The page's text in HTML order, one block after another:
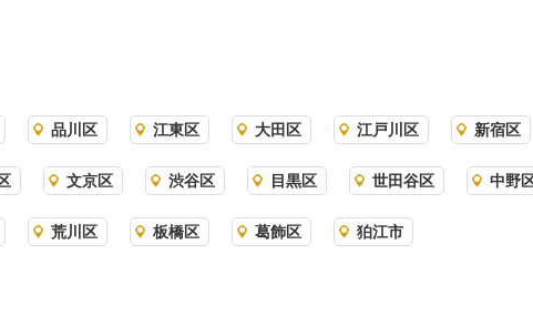
品川区 江東区 大田区 江戸川区 新宿区
文京区 渋谷区 目黒区 世田谷区 中野
荒川区 板橋区 葛飾区 狛江市